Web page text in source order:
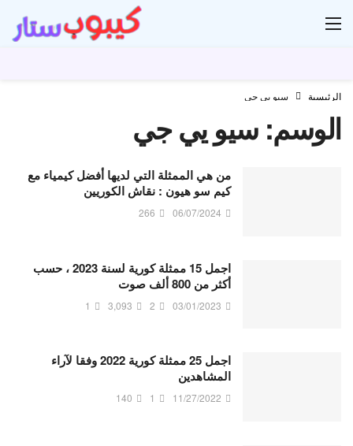
الرئيسية سيو يي جي
الوسم:سيو يي جي
من هي الممثلة التي لديها أفضل كيمياء مع
كيم سو هيون : نقاش الكوريين
06/07/2024
266
اجمل 15 ممثلة كورية لسنة 2023 ، حسب
أكثر من 800 ألف صوت
03/01/2023
2
3,093
1
اجمل 25 ممثلة كورية 2022 وفقا لآراء
المشاهدين
11/27/2022
1
140